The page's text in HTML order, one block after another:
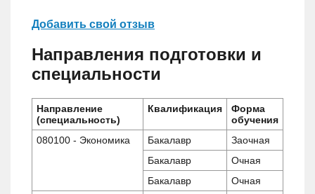
Добавить свой отзыв
Направления подготовки и
специальности
Направление
(специальность)
Квалификация
Форма
обучения
080100 - Экономика
Бакалавр
Заочная
Бакалавр
Очная
Бакалавр
Очная